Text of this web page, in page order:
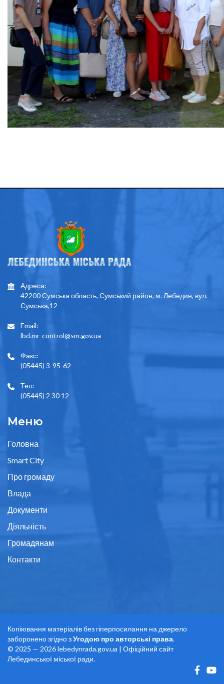
Адреса:
42200 Сумська область, Сумський район, м. Лебедин, вул.
Сумська,12
Email:
lbd.mr-control@sm.gov.ua
Факс:
(05445) 3-95-62
Тел:
(05445) 2 30 12
Меню
Головна
Smart City
Про громаду
Влада
Документи
Діяльність
Громадянам
Контакти
Копіювання матеріалів без гіперпосилання на джерело
заборонено згідно зУгодою про авторські права.
© 2025 — 2026 lebedynrada.gov.ua | Офіційний сайт
Лебединської міської ради.